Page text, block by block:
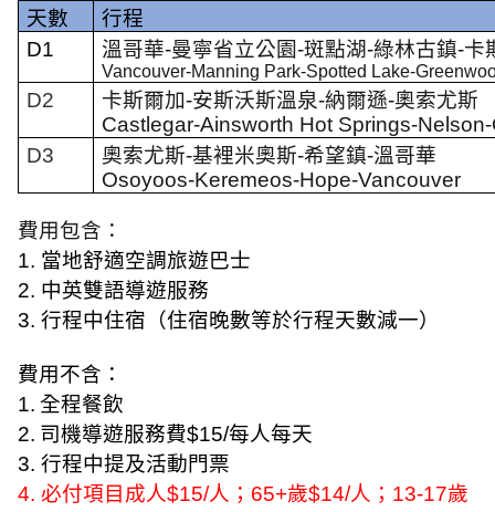
天數
行程
D1
溫哥華-曼寧省立公園-斑點湖-綠林古鎮-卡
Vancouver-Manning Park-Spotted Lake-
D2 卡斯爾加-安斯沃斯溫泉-納爾遜-奧索尤斯
Castlegar-Ainsworth Hot Springs-Nelson-
D3
奧索尤斯-基裡米奧斯-希望鎮-溫哥華
Osoyoos-Keremeos-Hope-Vancouver
費用包含：
1. 當地舒適空調旅遊巴士
2. 中英雙語導遊服務
3. 行程中住宿（住宿晚數等於行程天數減一）
費用不含：
1. 全程餐飲
2. 司機導遊服務費$15/每人每天
3. 行程中提及活動門票
4. 必付項目成人$15/人； 65+歲$14/人； 13-17歲